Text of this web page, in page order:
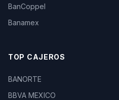
BanCoppel
Banamex
TOP CAJEROS
BANORTE
BBVA MEXICO